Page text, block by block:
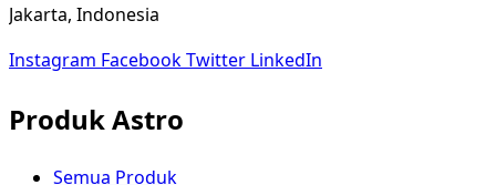
Jakarta, Indonesia
Instagram FacebookTwitter LinkedIn
Produk Astro
Semua Produk